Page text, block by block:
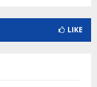
LIKE